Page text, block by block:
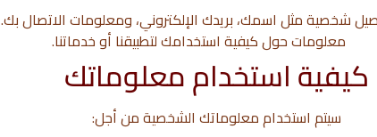
شخصية مثل اسمك، بريدك الإلكتروني، ومعلومات الاتصال بك.
معلومات حول كيفية استخدامك لتطبيقنا أو خدماتنا.
كيفية استخدام معلوماتك
سيتم استخدام معلوماتك الشخصية من أجل: